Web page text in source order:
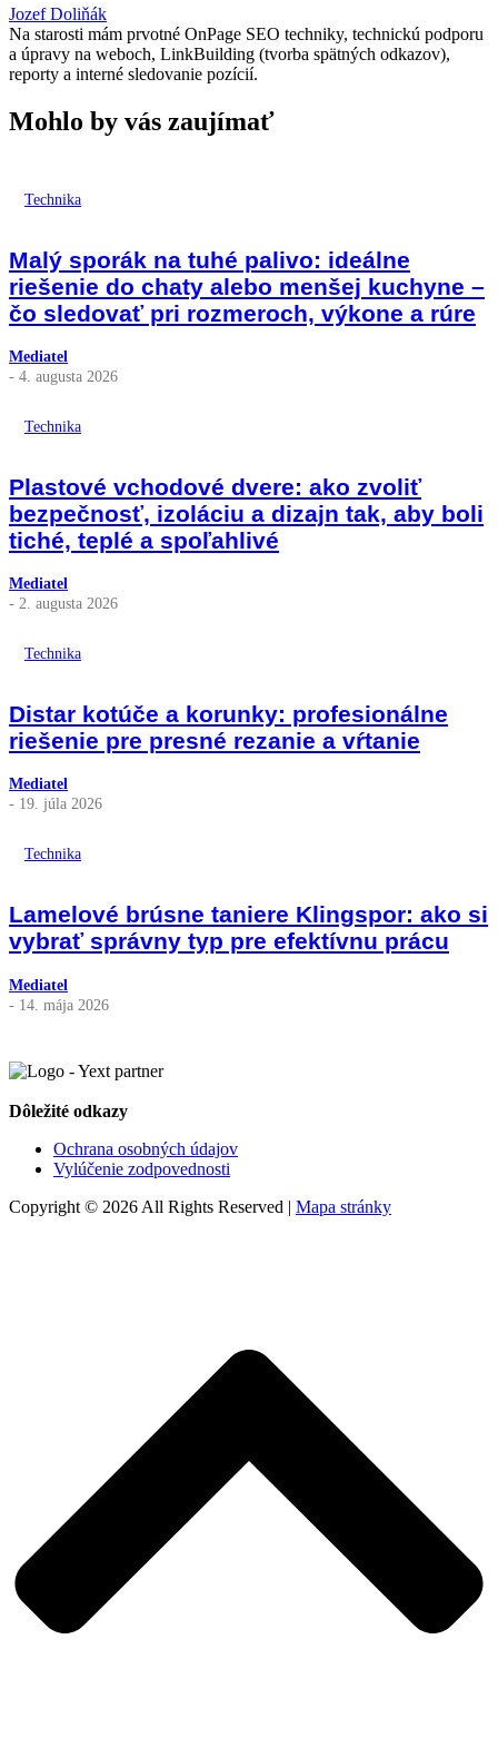
Jozef Doliňák
Na starosti mám prvotné OnPage SEO techniky, technickú podporu
a úpravy na weboch, LinkBuilding (tvorba spätných odkazov),
reporty a interné sledovanie pozícií.
Mohlo by vás zaujímať
Technika
Malý sporák na tuhé palivo: ideálne
riešenie do chaty alebo menšej kuchyne –
čo sledovať pri rozmeroch, výkone a rúre
Mediatel
- 4. augusta 2026
Technika
Plastové vchodové dvere: ako zvoliť
bezpečnosť, izoláciu a dizajn tak, aby boli
tiché, teplé a spoľahlivé
Mediatel
- 2. augusta 2026
Technika
Distar kotúče a korunky: profesionálne
riešenie pre presné rezanie a vŕtanie
Mediatel
- 19. júla 2026
Technika
Lamelové brúsne taniere Klingspor: ako si
vybrať správny typ pre efektívnu prácu
Mediatel
- 14. mája 2026
Dôležité odkazy
Ochrana osobných údajov
Vylúčenie zodpovednosti
Copyright © 2026 All Rights Reserved | Mapa stránky